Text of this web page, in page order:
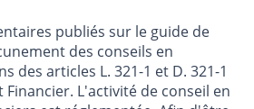
publiés sur le guide de
des conseils en
des articles L. 321-1 et D. 321-1
L'activité de conseil en